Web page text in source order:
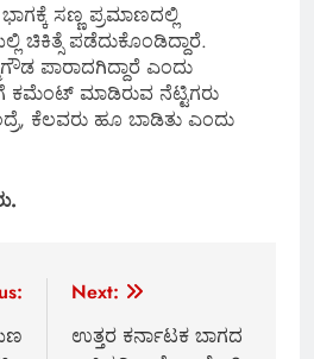
ಸಣ್ಣ ಪ್ರಮಾಣದಲ್ಲಿ
ಚಿಕಿತ್ಸೆ ಪಡೆದುಕೊಂಡಿದ್ದಾರೆ.
ಪಾರಾದಗಿದ್ದಾರೆ ಎಂದು
ಕಮೆಂಟ್ ಮಾಡಿರುವ ನೆಟ್ಟಿಗರು
ಕೆಲವರು ಹೂ ಬಾಡಿತು ಎಂದು
Next:
ಉತ್ತರ ಕರ್ನಾಟಕ ಬಾಗದ